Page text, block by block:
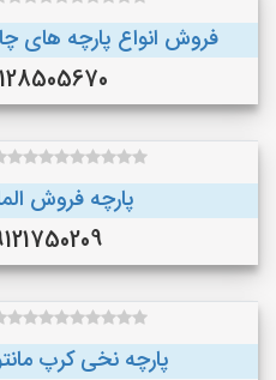
فروش انواع پارچه های
09128505670
پارچه فروش
09121750209
پارچه نخی کرپ